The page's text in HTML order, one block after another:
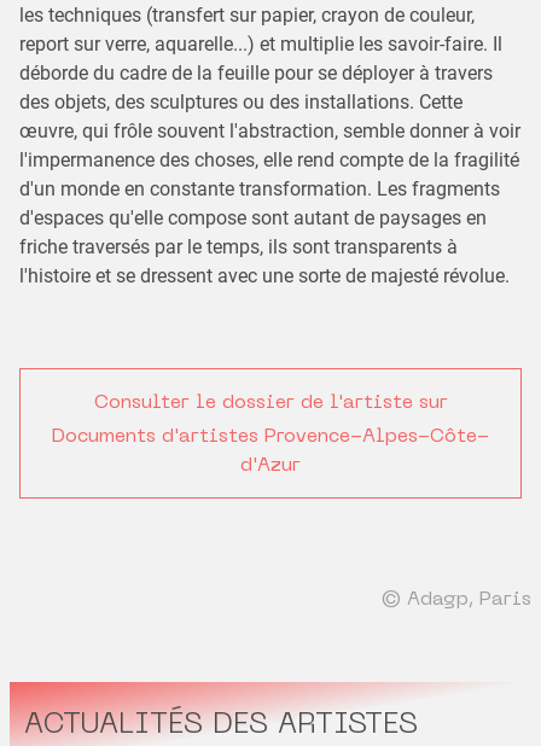
les techniques (transfert sur papier, crayon de couleur,
report sur verre, aquarelle...) et multiplie les savoir-faire. Il
déborde du cadre de la feuille pour se déployer à travers
des objets, des sculptures ou des installations. Cette
œuvre, qui frôle souvent l'abstraction, semble donner à voir
l'impermanence des choses, elle rend compte de la fragilité
d'un monde en constante transformation. Les fragments
d'espaces qu'elle compose sont autant de paysages en
friche traversés par le temps, ils sont transparents à
l'histoire et se dressent avec une sorte de majesté révolue.
Consulter le dossier de l'artiste sur
Documents d'artistes Provence-Alpes-Côte-
d'Azur
© Adagp, Paris
ACTUALITÉS DES ARTISTES